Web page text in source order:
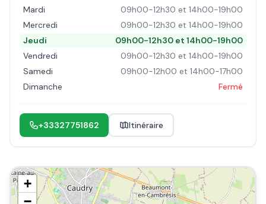
Mardi
09h00-12h30 et 14h00-19h00
Mercredi
09h00-12h30 et 14h00-19h00
Jeudi
09h00-12h30 et 14h00-19h00
Vendredi
09h00-12h30 et 14h00-19h00
Samedi
09h00-12h00 et 14h00-17h00
Dimanche
Fermé
+33327751862 Itinéraire
+